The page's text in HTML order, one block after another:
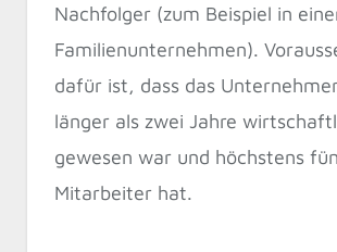
Nachfolger (zum Beispiel in
Familienunternehmen).
dafür ist, dass das
länger als zwei Jahre
gewesen war und höchstens
Mitarbeiter hat.